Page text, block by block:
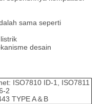
sama seperti
desain
ISO7810 ID-1, ISO7811
2
TYPE A＆B